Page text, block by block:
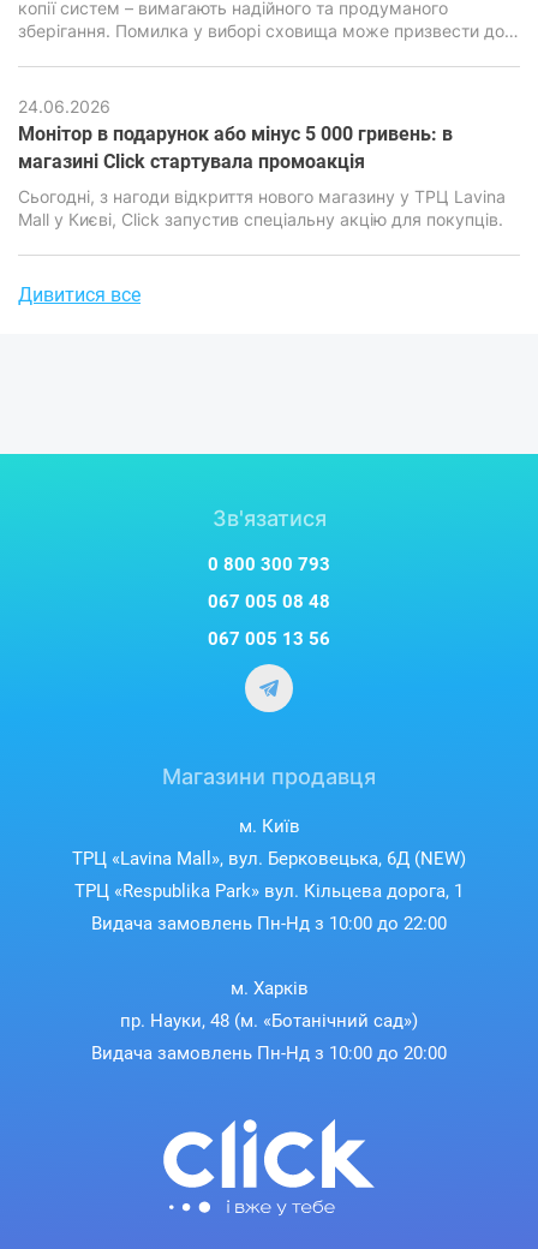
копії систем – вимагають надійного та продуманого
зберігання. Помилка у виборі сховища може призвести до
сервісами та локальними накопичувачами стоїть особливо
гостро.
24.06.2026
Монітор в подарунок або мінус 5 000 гривень: в
магазині Click стартувала промоакція
​​​​​​​Сьогодні, з нагоди відкриття нового магазину у ТРЦ Lavina
Mall у Києві, Click запустив спеціальну акцію для покупців.
Дивитися все
Зв'язатися
0 800 300 793
067 005 08 48
067 005 13 56
Магазини продавця
м. Київ
ТРЦ «Lavina Mall», вул. Берковецька, 6Д (NEW)
ТРЦ «Respublika Park» вул. Кільцева дорога, 1
Видача замовлень Пн-Нд з 10:00 до 22:00
м. Харків
пр. Науки, 48 (м. «Ботанічний сад»)
Видача замовлень Пн-Нд з 10:00 до 20:00